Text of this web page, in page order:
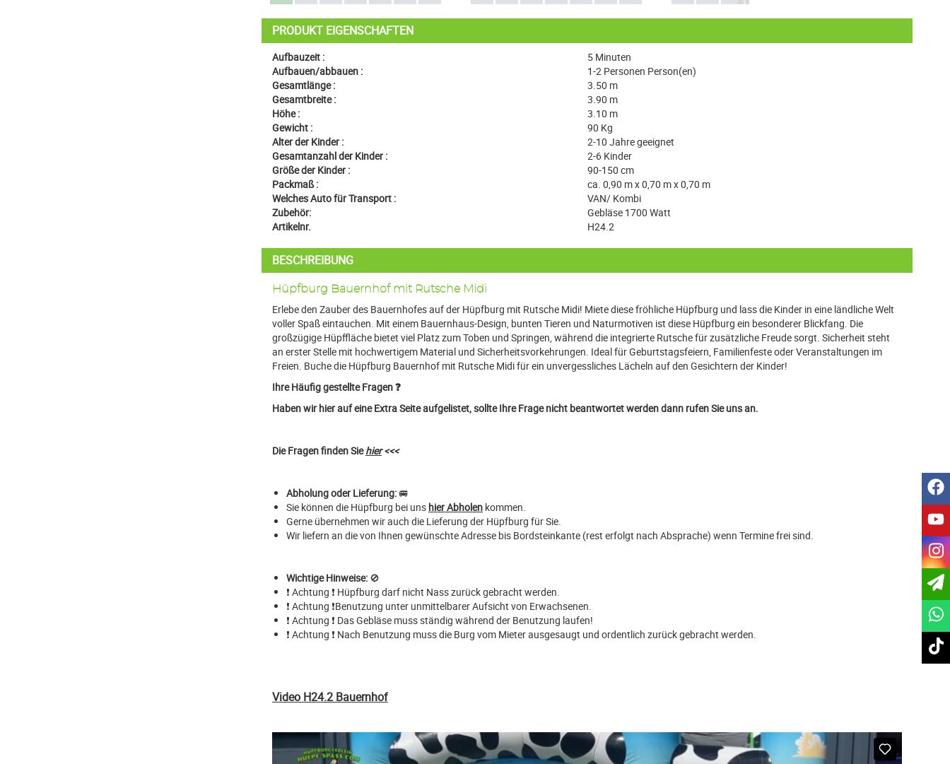
PRODUKT EIGENSCHAFTEN
Aufbauzeit :
5 Minuten
Aufbauen/abbauen :
1-2 Personen Person(en)
Gesamtlänge :
3.50 m
Gesamtbreite :
3.90 m
Höhe :
3.10 m
Gewicht :
90 Kg
Alter der Kinder :
2-10 Jahre geeignet
Gesamtanzahl der Kinder :
2-6 Kinder
Größe der Kinder :
90-150 cm
Packmaß :
ca. 0,90 m x 0,70 m x 0,70 m
Welches Auto für Transport :
VAN/ Kombi
Zubehör:
Gebläse 1700 Watt
Artikelnr.
H24.2
BESCHREIBUNG
Hüpfburg Bauernhof mit Rutsche Midi
Erlebe den Zauber des Bauernhofes auf der Hüpfburg mit Rutsche Midi! Miete diese fröhliche Hüpfburg und lass die Kinder in eine ländliche Welt
voller Spaß eintauchen. Mit einem Bauernhaus-Design, bunten Tieren und Naturmotiven ist diese Hüpfburg ein besonderer Blickfang. Die
großzügige Hüpffläche bietet viel Platz zum Toben und Springen, während die integrierte Rutsche für zusätzliche Freude sorgt. Sicherheit steht
an erster Stelle mit hochwertigem Material und Sicherheitsvorkehrungen. Ideal für Geburtstagsfeiern, Familienfeste oder Veranstaltungen im
Freien. Buche die Hüpfburg Bauernhof mit Rutsche Midi für ein unvergessliches Lächeln auf den Gesichtern der Kinder!
Ihre Häufig gestellte Fragen ❓
Haben wir hier auf eine Extra Seite aufgelistet, sollte Ihre Frage nicht beantwortet werden dann rufen Sie uns an.
Die Fragen finden Siehier<<<
Abholung oder Lieferung:🚐
Sie können die Hüpfburg bei uns hier Abholen kommen.
Gerne übernehmen wir auch die Lieferung der Hüpfburg für Sie.
Wir liefern an die von Ihnen gewünschte Adresse bis Bordsteinkante (rest erfolgt nach Absprache) wenn Termine frei sind.
Wichtige Hinweise: 🚫
❗ Achtung ❗ Hüpfburg darf nicht Nass zurück gebracht werden.
❗ Achtung ❗Benutzung unter unmittelbarer Aufsicht von Erwachsenen.
❗ Achtung ❗ Das Gebläse muss ständig während der Benutzung laufen!
❗ Achtung ❗ Nach Benutzung muss die Burg vom Mieter ausgesaugt und ordentlich zurück gebracht werden.
Video H24.2 Bauernhof